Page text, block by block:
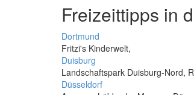
Freizeittipps in
Dortmund
Fritzi's Kinderwelt,
Duisburg
Landschaftspark Duisburg-Nord,
Düsseldorf